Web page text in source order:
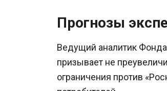
Прогнозы
Ведущий аналитик
призывает не
ограничения против